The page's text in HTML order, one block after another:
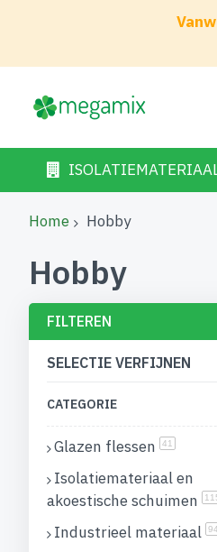
Home Hobby
Hobby
FILTEREN
SELECTIE VERFIJNEN
CATEGORIE
Glazen flessen 41
Isolatiemateriaal en
akoestische schuimen
Industrieel materiaal